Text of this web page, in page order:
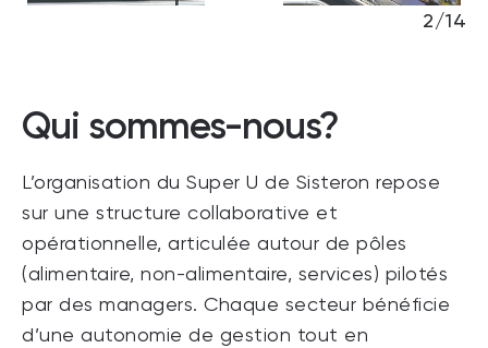
2/14
Qui sommes-nous?
L’organisation du Super U de Sisteron repose
sur une structure collaborative et
opérationnelle, articulée autour de pôles
(alimentaire, non-alimentaire, services) pilotés
par des managers. Chaque secteur bénéficie
d’une autonomie de gestion tout en